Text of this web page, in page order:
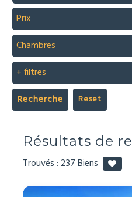
Prix
Chambres
+ filtres
Recherche
Résultats de
Trouvés : 237Biens